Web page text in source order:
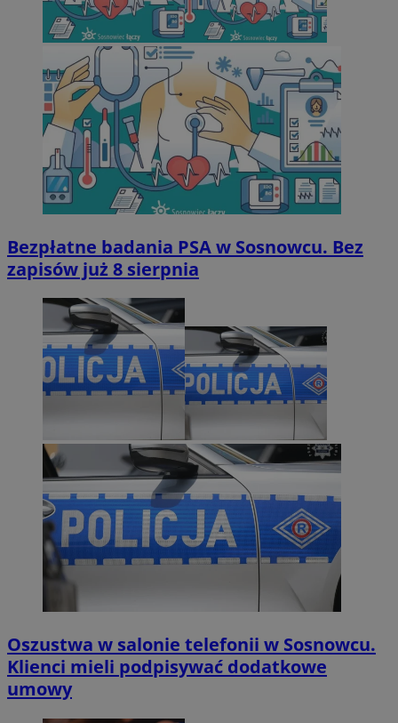
Bezpłatne badania PSA w Sosnowcu. Bez
zapisów już 8 sierpnia
Oszustwa w salonie telefonii w Sosnowcu.
Klienci mieli podpisywać dodatkowe
umowy